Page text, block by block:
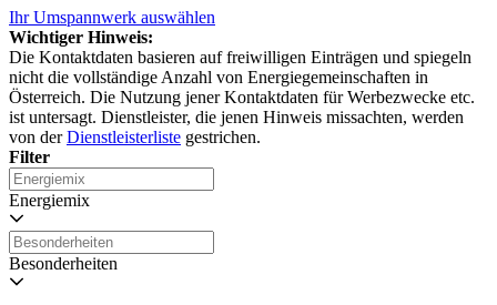
Ihr Umspannwerk auswählen
Wichtiger Hinweis:
Die Kontaktdaten basieren auf freiwilligen Einträgen und spiegeln
nicht die vollständige Anzahl von Energiegemeinschaften in
Österreich. Die Nutzung jener Kontaktdaten für Werbezwecke etc.
ist untersagt. Dienstleister, die jenen Hinweis missachten, werden
von derDienstleisterliste gestrichen.
Filter
Energiemix
Besonderheiten